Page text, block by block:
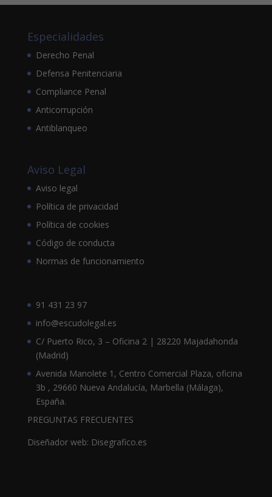
Especialidades
Derecho Penal
Defensa Penitenciaria
Compliance Penal
Anticorrupción
Antiblanqueo
Aviso Legal
Aviso legal
Política de privacidad
Política de cookies
Código de conducta
Normas de funcionamiento
91 431 23 97
info@escudolegal.es
C/ Puerto Rico, 3 – Oficina 2 | 28220 Majadahonda
(Madrid)
Avenida Manolete 1, Centro Comercial Plaza, oficina
3b , 29660 Nueva Andalucía, Marbella (Málaga),
España.
PREGUNTAS FRECUENTES
Diseñador web: Disegrafico.es